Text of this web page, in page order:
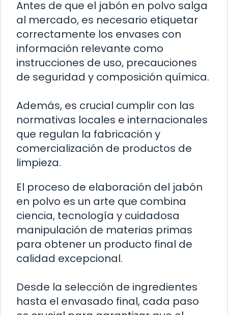
Antes de que el jabón en polvo salga
al mercado, es necesario etiquetar
correctamente los envases con
información relevante como
instrucciones de uso, precauciones
de seguridad y composición química.
Además, es crucial cumplir con las
normativas locales e internacionales
que regulan la fabricación y
comercialización de productos de
limpieza.
El proceso de elaboración del jabón
en polvo es un arte que combina
ciencia, tecnología y cuidadosa
manipulación de materias primas
para obtener un producto final de
calidad excepcional.
Desde la selección de ingredientes
hasta el envasado final, cada paso